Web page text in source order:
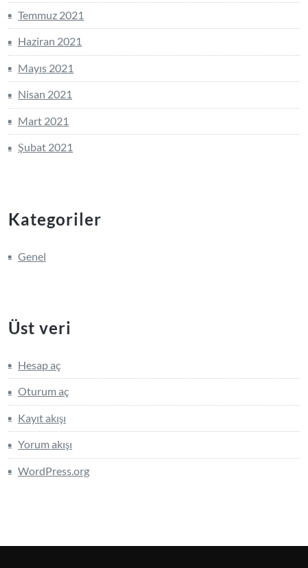
Temmuz 2021
Haziran 2021
Mayıs 2021
Nisan 2021
Mart 2021
Şubat 2021
Kategoriler
Genel
Üst veri
Hesap aç
Oturum aç
Kayıt akışı
Yorum akışı
WordPress.org